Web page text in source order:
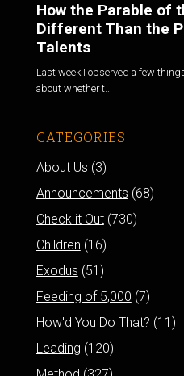
How the Parable of
Different Than the
Talents
Last week I observed a few
about whether t...
CATEGORIES
About Us (3)
Announcements (68)
Check it Out(730)
Children (16)
Exodus (51)
Feeding of 5,000 (7)
How'd You Do That? (11)
Leading (120)